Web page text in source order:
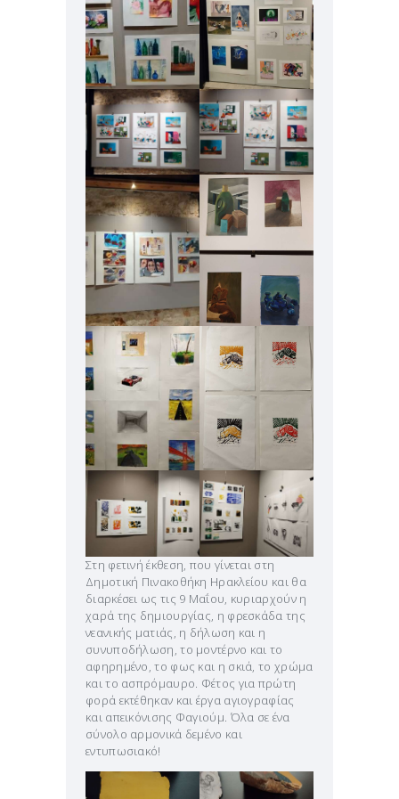
Στη φετινή έκθεση, που γίνεται στη
Δημοτική Πινακοθήκη Ηρακλείου και θα
διαρκέσει ως τις 9 Μαΐου, κυριαρχούν η
χαρά της δημιουργίας, η φρεσκάδα της
νεανικής ματιάς, η δήλωση και η
συνυποδήλωση, το μοντέρνο και το
αφηρημένο, το φως και η σκιά, το χρώμα
και το ασπρόμαυρο. Φέτος για πρώτη
φορά εκτέθηκαν και έργα αγιογραφίας
και απεικόνισης Φαγιούμ. Όλα σε ένα
σύνολο αρμονικά δεμένο και
εντυπωσιακό!